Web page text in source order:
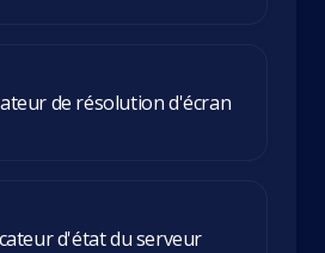
de résolution d'écran
d'état du serveur